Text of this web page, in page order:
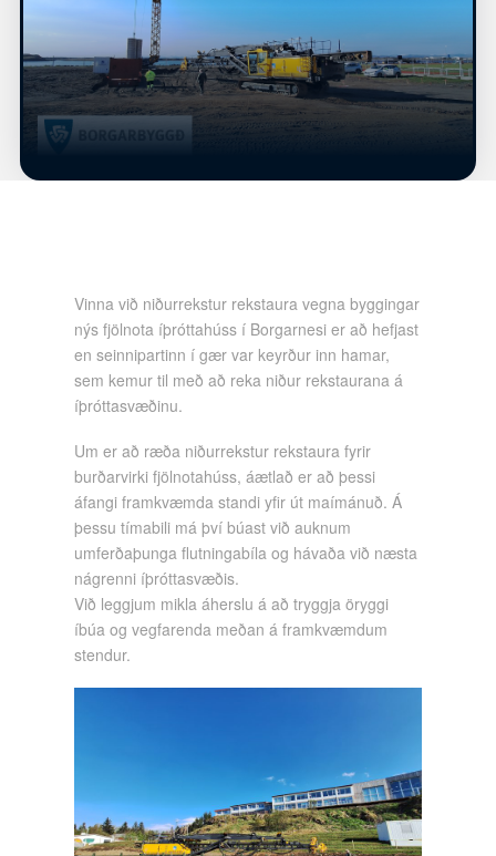
Vinna við niðurrekstur rekstaura vegna byggingar
nýs fjölnota íþróttahúss í Borgarnesi er að hefjast
en seinnipartinn í gær var keyrður inn hamar,
sem kemur til með að reka niður rekstaurana á
íþróttasvæðinu.
Um er að ræða niðurrekstur rekstaura fyrir
burðarvirki fjölnotahúss, áætlað er að þessi
áfangi framkvæmda standi yfir út maímánuð. Á
þessu tímabili má því búast við auknum
umferðaþunga flutningabíla og hávaða við næsta
nágrenni íþróttasvæðis.
Við leggjum mikla áherslu á að tryggja öryggi
íbúa og vegfarenda meðan á framkvæmdum
stendur.